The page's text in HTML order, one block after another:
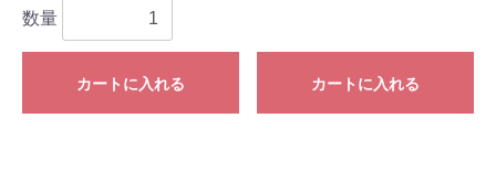
数量
カートに入れる カートに入れる